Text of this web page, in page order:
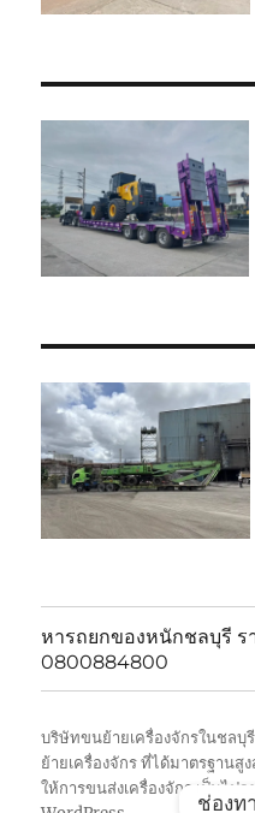
หารถยกของหนักชลบุรี ร
0800884800
บริษัทขนย้ายเครื่องจักรในชลบุ
ย้ายเครื่องจักร ที่ได้มาตรฐานสู
ให้การขนส่งเครื่องจักร เป็นไปอ
ช่องท